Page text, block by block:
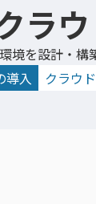
ラ
を設計・構
導入 クラウ